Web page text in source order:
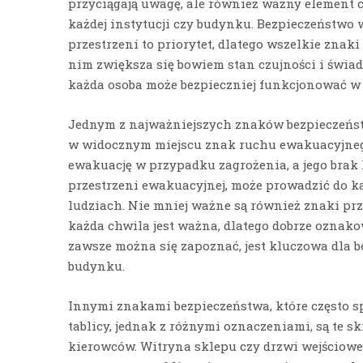
każdej instytucji czy budynku. Bezpieczeństwo
przestrzeni to priorytet, dlatego wszelkie
nim zwiększa się bowiem stan czujności i
każda osoba może bezpieczniej funkcjonować
Jednym z najważniejszych znaków
w widocznym miejscu znak ruchu
ewakuację w przypadku zagrożenia, a jego
przestrzeni ewakuacyjnej, może prowadzić do
ludziach. Nie mniej ważne są również znaki
każda chwila jest ważna, dlatego dobrze
zawsze można się zapoznać, jest kluczowa dla
budynku.
Innymi znakami bezpieczeństwa, które często
tablicy, jednak z różnymi oznaczeniami, są te
kierowców. Witryna sklepu czy drzwi